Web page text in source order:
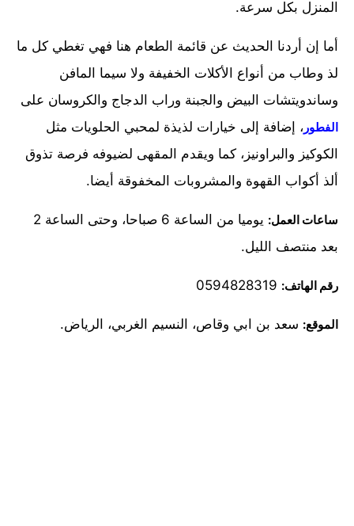
المنزل بكل سرعة.
أما إن أردنا الحديث عن قائمة الطعام هنا فهي تغطي كل ما
لذ وطاب من أنواع الأكلات الخفيفة ولا سيما المافن
وساندويتشات البيض والجبنة وراب الدجاج والكروسان على
الفطور ، إضافة إلى خيارات لذيذة لمحبي الحلويات مثل
الكوكيز والبراونيز، كما ويقدم المقهى لضيوفه فرصة تذوق
ألذ أكواب القهوة والمشروبات المخفوقة أيضا.
ساعات العمل:
يوميا من الساعة 6 صباحا، وحتى الساعة 2
بعد منتصف الليل.
رقم الهاتف:
الموقع: سعد بن ابي وقاص، النسيم الغربي، الرياض.